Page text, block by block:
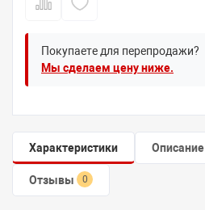
Покупаете для перепродажи?
Мы сделаем цену ниже.
Характеристики Описание
Отзывы 0